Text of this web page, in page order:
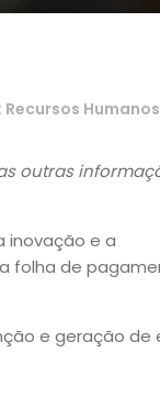
Recursos Humanos
outras
inovação e a
folha de
e geração de